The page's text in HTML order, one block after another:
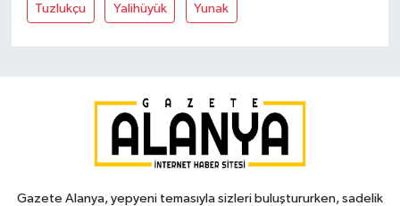
Tuzlukçu Yalihüyük Yunak
Gazete Alanya, yepyeni temasıyla sizleri buluştururken, sadelik